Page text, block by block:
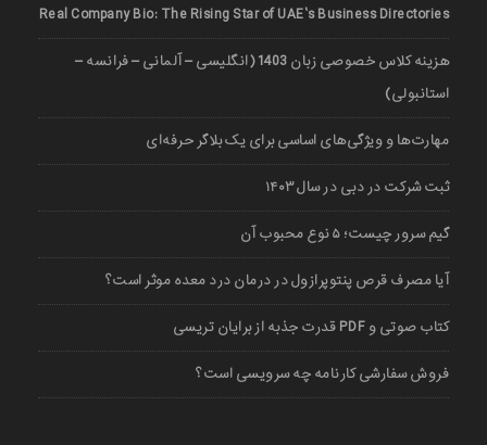
Real Company Bio: The Rising Star of UAE’s Business Directories
هزینه کلاس خصوصی زبان 1403 (انگلیسی – آلمانی – فرانسه –
استانبولی)
مهارت‌ها و ویژگی‌های اساسی برای یک بلاگر حرفه‌ای
ثبت شرکت در دبی در سال ۱۴۰۳
گیم سرور چیست؛ ۵ نوع محبوب آن
آیا مصرف قرص پنتوپرازول در درمان درد معده موثر است؟
کتاب صوتی و PDF قدرت جذبه از برایان تریسی
فروش سفارشی کارنامه چه سرویسی است؟